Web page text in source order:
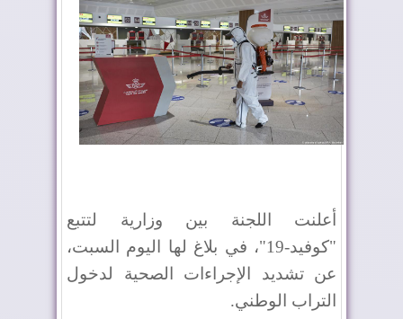
أعلنت اللجنة بين وزارية لتتبع
"كوفيد-19"، في بلاغ لها اليوم السبت،
عن تشديد الإجراءات الصحية لدخول
التراب الوطني.